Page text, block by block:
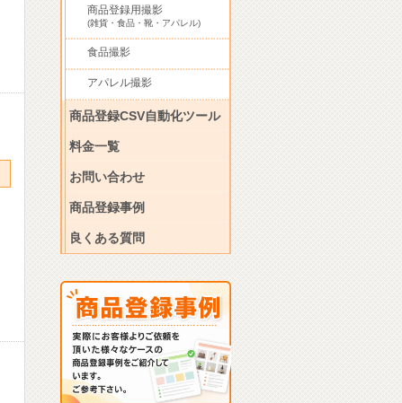
商品登録用撮影
(雑貨・食品・靴・アパレル)
食品撮影
アパレル撮影
商品登録CSV自動化ツール
料金一覧
お問い合わせ
商品登録事例
良くある質問